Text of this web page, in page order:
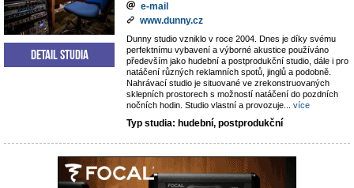
e-mail
www.dunny.cz
Dunny studio vzniklo v roce 2004. Dnes je díky svému
perfektnímu vybavení a výborné akustice používáno
především jako hudební a postprodukční studio, dále i pro
natáčení různých reklamních spotů, jinglů a podobně.
Nahrávací studio je situované ve zrekonstruovaných
sklepních prostorech s možností natáčení do pozdních
nočních hodin. Studio vlastní a provozuje
více
Typ studia: hudební, postprodukční
Detail studia